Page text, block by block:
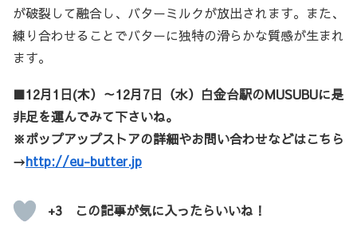
が破裂して融合し、バターミルクが放出されます。また、
練り合わせることでバターに独特の滑らかな質感が生まれ
ます。
■12月1日(木）～12月7日（水）白金台駅のMUSUBUに是
非足を運んでみて下さいね。
※ポップアップストアの詳細やお問い合わせなどはこちら
→http://eu-butter.jp
+3 この記事が気に入ったらいいね！